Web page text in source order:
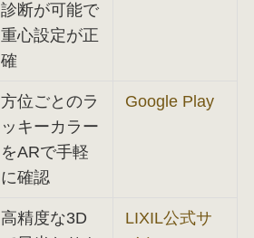
診断が可能で
重心設定が正
確
方位ごとのラ
ッキーカラー
をARで手軽
に確認
Google Play
高精度な3D
LIXIL公式サ